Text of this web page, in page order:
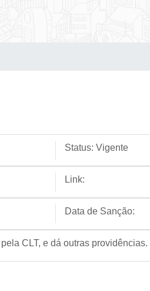
Status: Vigente
Link:
Data de Sanção:
CLT, e dá outras providências.